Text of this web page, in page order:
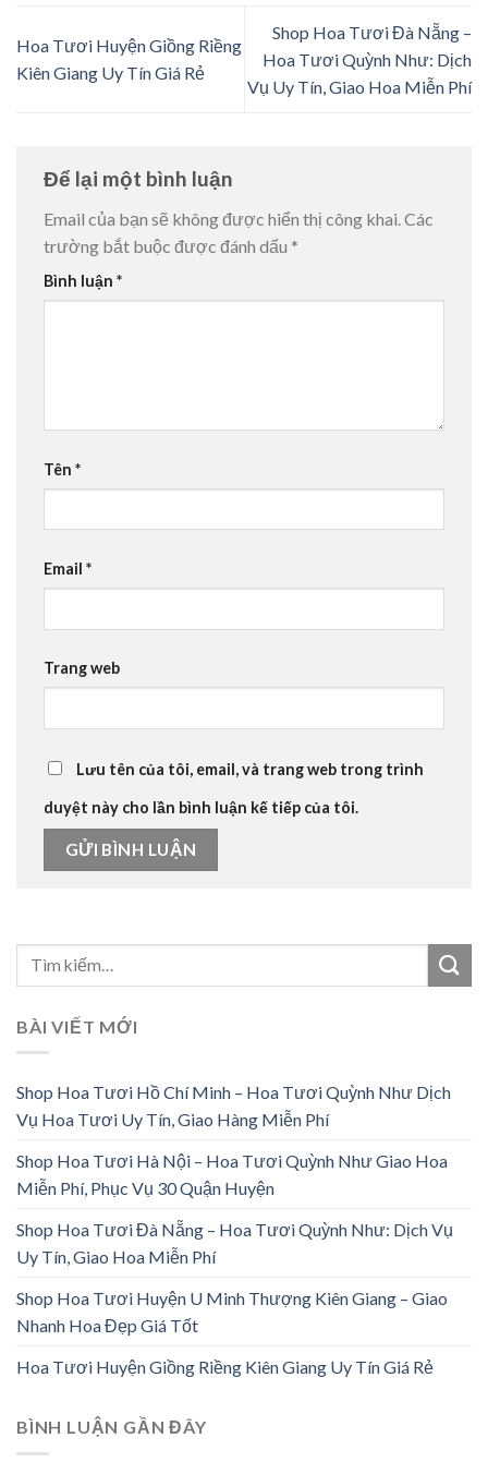
Hoa Tươi Huyện Giồng Riềng
Kiên Giang Uy Tín Giá Rẻ
Shop Hoa Tươi Đà Nẵng –
Hoa Tươi Quỳnh Như: Dịch
Vụ Uy Tín, Giao Hoa Miễn Phí
Để lại một bình luận
Email của bạn sẽ không được hiển thị công khai.Các
trường bắt buộc được đánh dấu *
Bình luận *
Tên *
Email *
Trang web
Lưu tên của tôi, email, và trang web trong trình
duyệt này cho lần bình luận kế tiếp của tôi.
BÀI VIẾT MỚI
Shop Hoa Tươi Hồ Chí Minh – Hoa Tươi Quỳnh Như Dịch
Vụ Hoa Tươi Uy Tín, Giao Hàng Miễn Phí
Shop Hoa Tươi Hà Nội – Hoa Tươi Quỳnh Như Giao Hoa
Miễn Phí, Phục Vụ 30 Quận Huyện
Shop Hoa Tươi Đà Nẵng – Hoa Tươi Quỳnh Như: Dịch Vụ
Uy Tín, Giao Hoa Miễn Phí
Shop Hoa Tươi Huyện U Minh Thượng Kiên Giang – Giao
Nhanh Hoa Đẹp Giá Tốt
Hoa Tươi Huyện Giồng Riềng Kiên Giang Uy Tín Giá Rẻ
BÌNH LUẬN GẦN ĐÂY